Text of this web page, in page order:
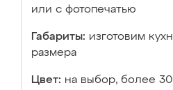
или с фотопечатью
Габариты: изготовим
размера
Цвет: на выбор, более